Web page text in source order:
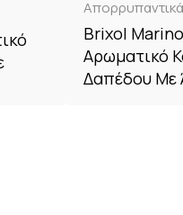
Brixol Marino
Αρωματικό
Δαπέδου